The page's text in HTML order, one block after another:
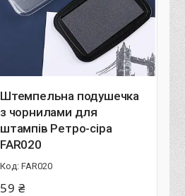
Штемпельна подушечка
з чорнилами для
штампів Ретро-сіра
FAR020
FAR020
59 ₴